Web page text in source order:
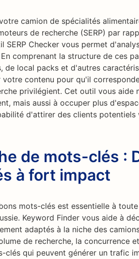
camion de spécialités
de recherche (SERP) par
SERP Checker vous permet
comprenant la structure de ces
de local packs et d'autres
contenu pour qu'il
privilégient. Cet outil vous aide
mais aussi à occuper plus
d'attirer des clients
de mots-clés :
à fort impact
mots-clés est essentielle à
Keyword Finder vous aide à
adaptés à la niche des
de recherche, la concurrence
clés qui peuvent générer un trafic